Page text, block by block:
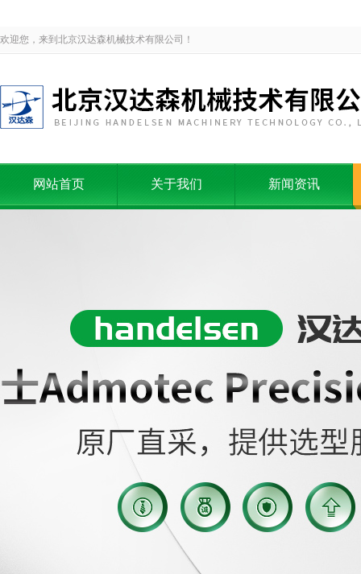
欢迎您，来到北京汉达森机械技术有限公司！
网站首页 关于我们 新闻资讯